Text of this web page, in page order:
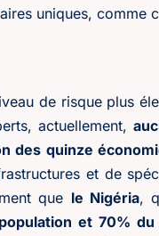
uniques, comme
de risque plus
actuellement,
des quinze
et de
que le Nigéria,
et 70% du